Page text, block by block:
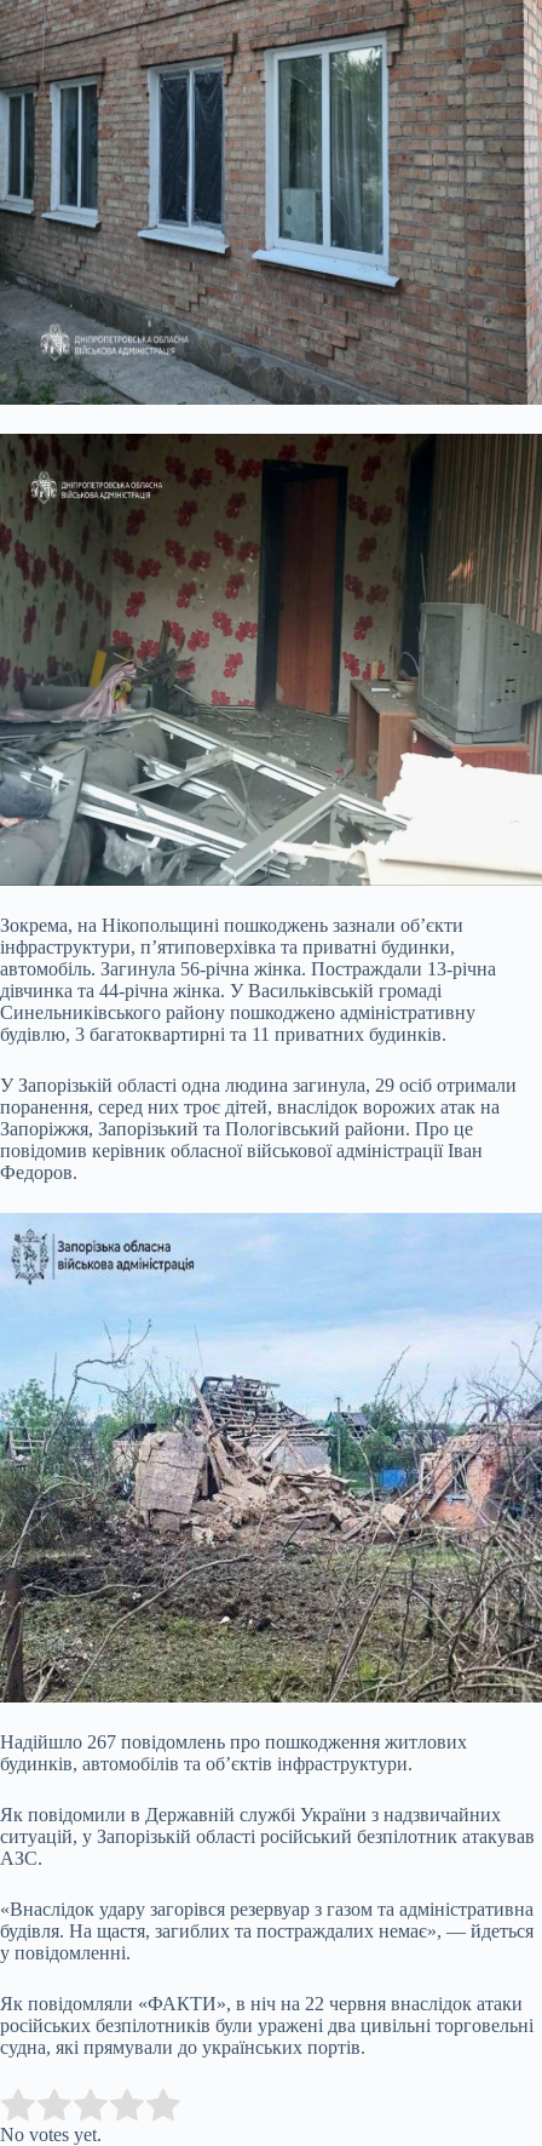
Зокрема, на Нікопольщині пошкоджень зазнали об’єкти
інфраструктури, п’ятиповерхівка та приватні будинки,
автомобіль. Загинула 56-річна жінка. Постраждали 13-річна
дівчинка та 44-річна жінка. У Васильківській громаді
Синельниківського району пошкоджено адміністративну
будівлю, 3 багатоквартирні та 11 приватних будинків.
У Запорізькій області одна людина загинула, 29 осіб отримали
поранення, серед них троє дітей, внаслідок ворожих атак на
Запоріжжя, Запорізький та Пологівський райони. Про це
повідомив керівник обласної військової адміністрації Іван
Федоров.
Надійшло 267 повідомлень про пошкодження житлових
будинків, автомобілів та об’єктів інфраструктури.
Як повідомили в Державній службі України з надзвичайних
ситуацій, у Запорізькій області російський безпілотник атакував
АЗС.
«Внаслідок удару загорівся резервуар з газом та адміністративна
будівля. На щастя, загиблих та постраждалих немає», — йдеться
у повідомленні.
Як повідомляли «ФАКТИ», в ніч на 22 червня внаслідок атаки
російських безпілотників були уражені два цивільні торговельні
судна, які прямували до українських портів.
Rate this item:
No votes yet.